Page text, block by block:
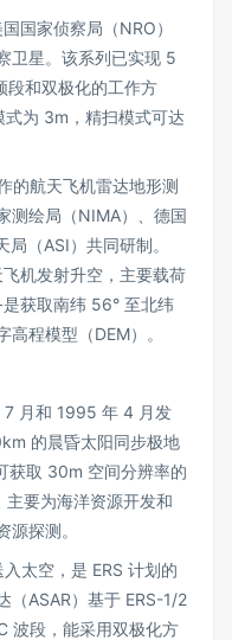
国国家侦察局（NRO）
卫星。该系列已实现 5
段和双极化的工作方
为 3m，精扫模式可达
的航天飞机雷达地形测
测绘局（NIMA）、德国
（ASI）共同研制。
机发射升空，主要载荷
获取南纬 56° 至北纬
程模型（DEM）。
7 月和 1995 年 4 月发
的晨昏太阳同步极地
获取 30m 空间分辨率的
要为海洋资源开发和
探测。
太空，是 ERS 计划的
（ASAR）基于 ERS-1/2
波段，能采用双极化方